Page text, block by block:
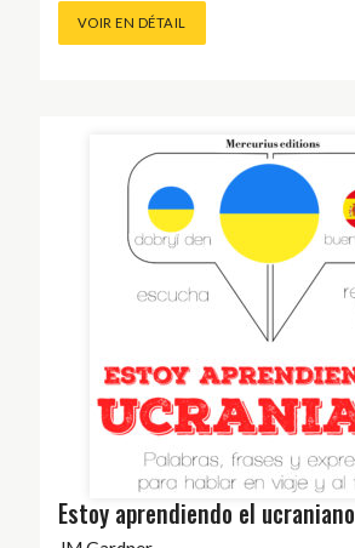
VOIR EN DÉTAIL
Estoy aprendiendo el ucraniano